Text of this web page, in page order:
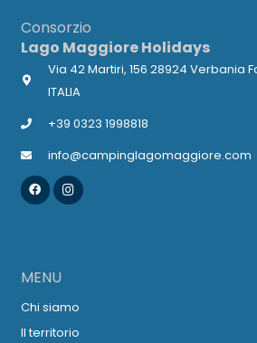
Consorzio
Lago Maggiore Holidays
Via 42 Martiri, 156 28924 Verbania
ITALIA
+39 0323 1998818
info@campinglagomaggiore.com
MENU
Chi siamo
Il territorio